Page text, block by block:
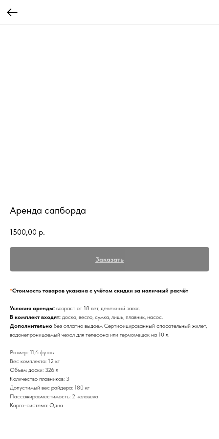
Аренда сапборда
1500,00 р.
Заказать
*Стоимость товаров указана с учётом скидки за наличный расчёт
Условия аренды: возраст от 18 лет, денежный залог.
В комплект входят: доска, весло, сумка, лишь, плавник, насос.
Дополнительно без оплатно выдаем Сертифицированный спасательный жилет,
водонепроницаемый чехол для телефона или гермомешок на 10 л.
Размер: 11,6 футов
Вес комплекта: 12 кг
Объем доски: 326 л
Количество плавников: 3
Допустимый вес райдера: 180 кг
Пассажировместимость: 2 человека
Карго-система: Одна